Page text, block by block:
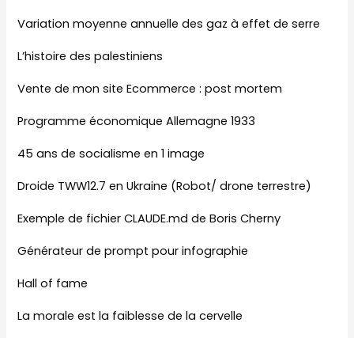
Variation moyenne annuelle des gaz à effet de serre
L’histoire des palestiniens
Vente de mon site Ecommerce : post mortem
Programme économique Allemagne 1933
45 ans de socialisme en 1 image
Droide TWW12.7 en Ukraine (Robot/ drone terrestre)
Exemple de fichier CLAUDE.md de Boris Cherny
Générateur de prompt pour infographie
Hall of fame
La morale est la faiblesse de la cervelle